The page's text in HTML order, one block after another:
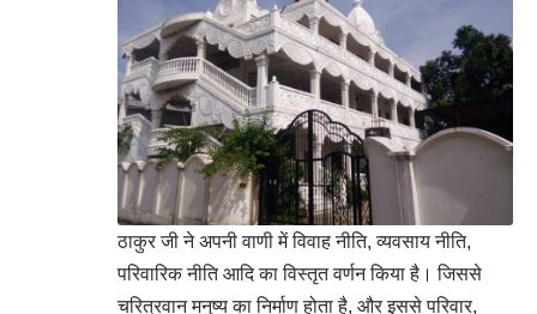
ठाकुर जी ने अपनी वाणी में विवाह नीति, व्यवसाय नीति,
परिवारिक नीति आदि का विस्तृत वर्णन किया है। जिससे
चरित्रवान मनुष्य का निर्माण होता है, और इससे परिवार,